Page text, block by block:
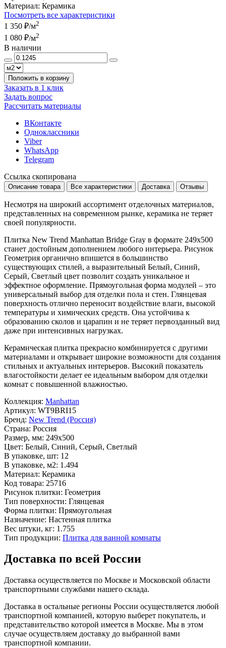
Материал: Керамика
Посмотреть все характеристики
1 350 ₽/м2
1 080 ₽/м2
В наличии
Положить в корзину
Заказать в 1 клик
Задать вопрос
Рассчитать материалы
ВКонтакте
Одноклассники
Viber
WhatsApp
Telegram
Ссылка скопирована
Описание товара Все характеристики Доставка Отзывы
Несмотря на широкий ассортимент отделочных материалов,
представленных на современном рынке, керамика не теряет
своей популярности.
Плитка New Trend Manhattan Bridge Gray в формате 249x500
станет достойным дополнением любого интерьера. Рисунок
Геометрия органично впишется в большинство
существующих стилей, а выразительный Белый, Синий,
Серый, Светлый цвет позволит создать уникальное и
эффектное оформление. Прямоугольная форма модулей – это
универсальный выбор для отделки пола и стен. Глянцевая
поверхность отлично переносит воздействие влаги, высокой
температуры и химических средств. Она устойчива к
образованию сколов и царапин и не теряет первозданный вид
даже при интенсивных нагрузках.
Керамическая плитка прекрасно комбинируется с другими
материалами и открывает широкие возможности для создания
стильных и актуальных интерьеров. Высокий показатель
влагостойкости делает ее идеальным выбором для отделки
комнат с повышенной влажностью.
Коллекция: Manhattan
Артикул: WT9BRI15
Бренд: New Trend (Россия)
Страна: Россия
Размер, мм: 249x500
Цвет: Белый, Синий, Серый, Светлый
В упаковке, шт: 12
В упаковке, м2: 1.494
Материал: Керамика
Код товара: 25716
Рисунок плитки: Геометрия
Тип поверхности: Глянцевая
Форма плитки: Прямоугольная
Назначение: Настенная плитка
Вес штуки, кг: 1.755
Тип продукции: Плитка для ванной комнаты
Доставка по всей России
Доставка осуществляется по Москве и Московской области
транспортными службами нашего склада.
Доставка в остальные регионы России осуществляется любой
транспортной компанией, которую выберет покупатель, и
представительство которой имеется в Москве. Мы в этом
случае осуществляем доставку до выбранной вами
транспортной компании.